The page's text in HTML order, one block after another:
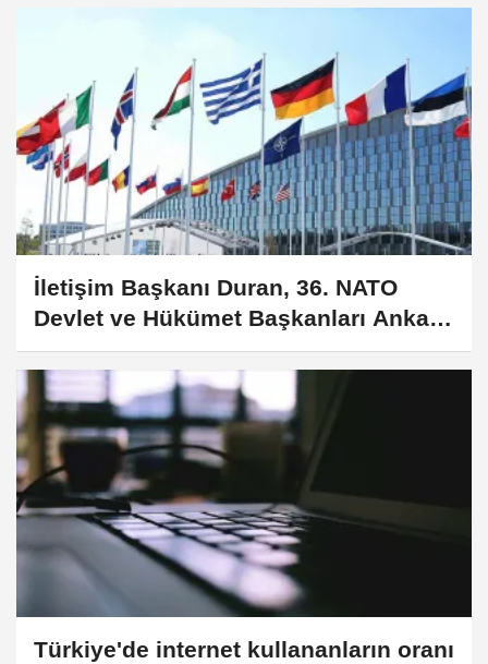
İletişim Başkanı Duran, 36. NATO
Devlet ve Hükümet Başkanları Ankara
Zirvesi ve Türkiye'nin Stratejik
İletişimi başlıklı makale kaleme aldı:
Türkiye'de internet kullananların oranı